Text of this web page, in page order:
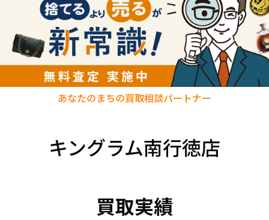
キングラム南行徳店
あなたのまちの買取相談パートナー
買取実績